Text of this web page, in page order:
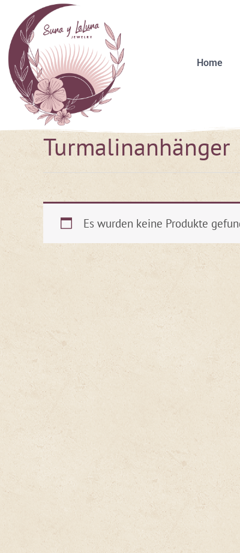
Inhalt
springen
Home
Turmalinanhänger
Es wurden keine Produkte